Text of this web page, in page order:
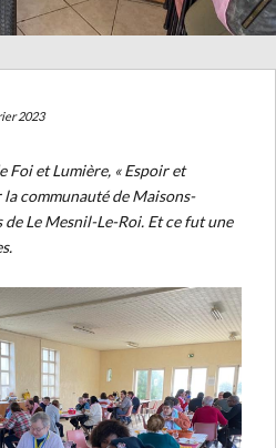
2023
Foi et Lumière, « Espoir et
communauté de Maisons-
de Le Mesnil-Le-Roi. Et ce fut une